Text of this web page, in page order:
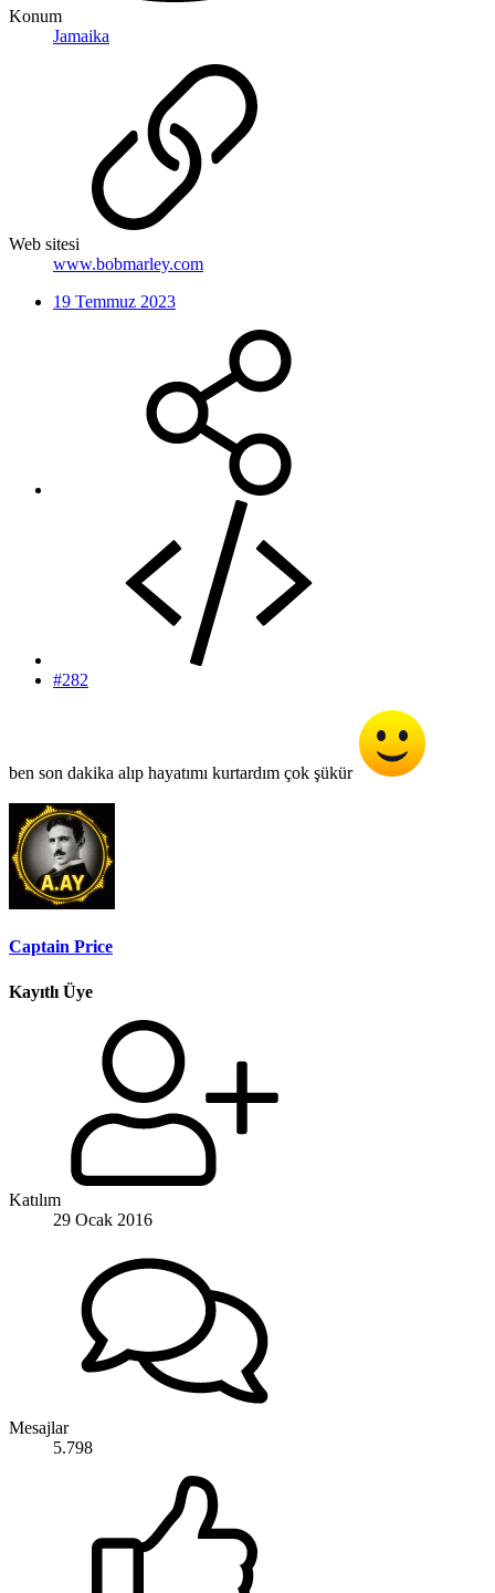
Konum
Jamaika
Web sitesi
www.bobmarley.com
19 Temmuz 2023
#282
ben son dakika alıp hayatımı kurtardım çok şükür
Captain Price
Kayıtlı Üye
Katılım
29 Ocak 2016
Mesajlar
5.798